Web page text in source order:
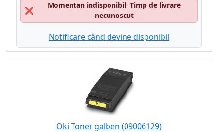
❌
Momentan indisponibil: Timp de livrare
necunoscut
Notificare când devine disponibil
Oki Toner galben (09006129)